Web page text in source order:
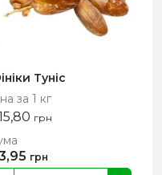
Туніс
за 1 кг
грн
грн